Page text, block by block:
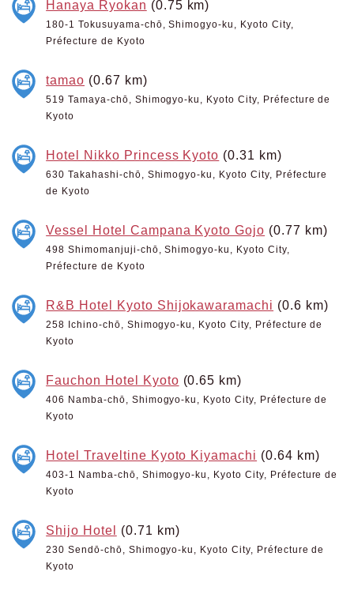
Hanaya Ryokan (0.75 km)
180-1 Tokusuyama-chō, Shimogyo-ku, Kyoto City,
Préfecture de Kyoto
tamao (0.67 km)
519 Tamaya-chō, Shimogyo-ku, Kyoto City, Préfecture de
Kyoto
Hotel Nikko Princess Kyoto (0.31 km)
630 Takahashi-chō, Shimogyo-ku, Kyoto City, Préfecture
de Kyoto
Vessel Hotel Campana Kyoto Gojo (0.77 km)
498 Shimomanjuji-chō, Shimogyo-ku, Kyoto City,
Préfecture de Kyoto
R&B Hotel Kyoto Shijokawaramachi (0.6 km)
258 Ichino-chō, Shimogyo-ku, Kyoto City, Préfecture de
Kyoto
Fauchon Hotel Kyoto (0.65 km)
406 Namba-chō, Shimogyo-ku, Kyoto City, Préfecture de
Kyoto
Hotel Traveltine Kyoto Kiyamachi (0.64 km)
403-1 Namba-chō, Shimogyo-ku, Kyoto City, Préfecture de
Kyoto
Shijo Hotel (0.71 km)
230 Sendō-chō, Shimogyo-ku, Kyoto City, Préfecture de
Kyoto